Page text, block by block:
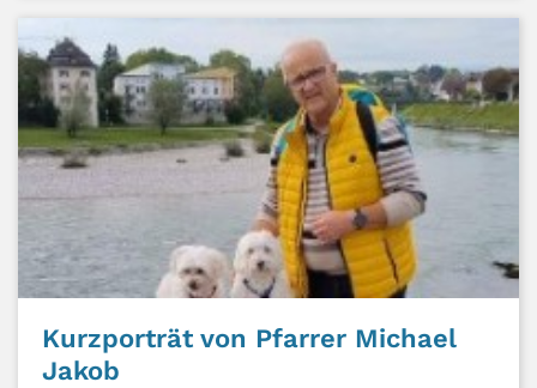
Kurzporträt von Pfarrer Michael
Jakob